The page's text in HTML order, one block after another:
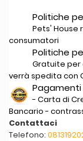
Politiche
Pets' House
consumatori
Politiche
Gratuite per
verrà spedita con
Pagamenti
- Carta di
Bancario -
Contattaci
Telefono: